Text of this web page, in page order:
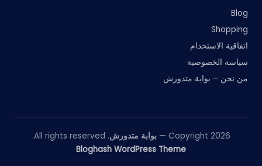
Blog
Shopping
اتفاقية الاستخدام
سياسة الخصوصية
من نحن – بوابة متدورش
Copyright 2026 — بوابة متدورش. All rights reserved.
Bloghash WordPress Theme